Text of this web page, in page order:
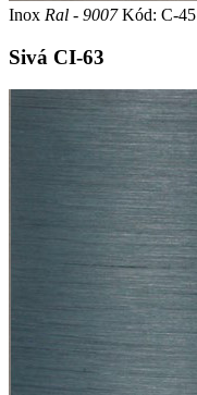
Inox Ral - 9007 Kód: C-45
Sivá CI-63